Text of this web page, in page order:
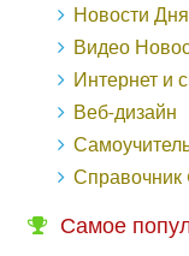
Новости Дня
Видео
Интернет и
Веб-дизайн
Справочник
Самое